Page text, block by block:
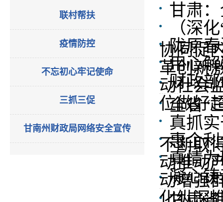
联村帮扶
疫情防控
不忘初心牢记使命
三抓三促
甘南州财政局网络安全宣传
甘肃
（深
协同促
陇原
革创新
用心
动社会
财政
位做好
全省“
真抓
不断取
惠企
动推动
真情
动增强
凝心
化纵深